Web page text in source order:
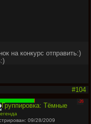
на конкурс отправить:)
#104
-26
09/28/2009